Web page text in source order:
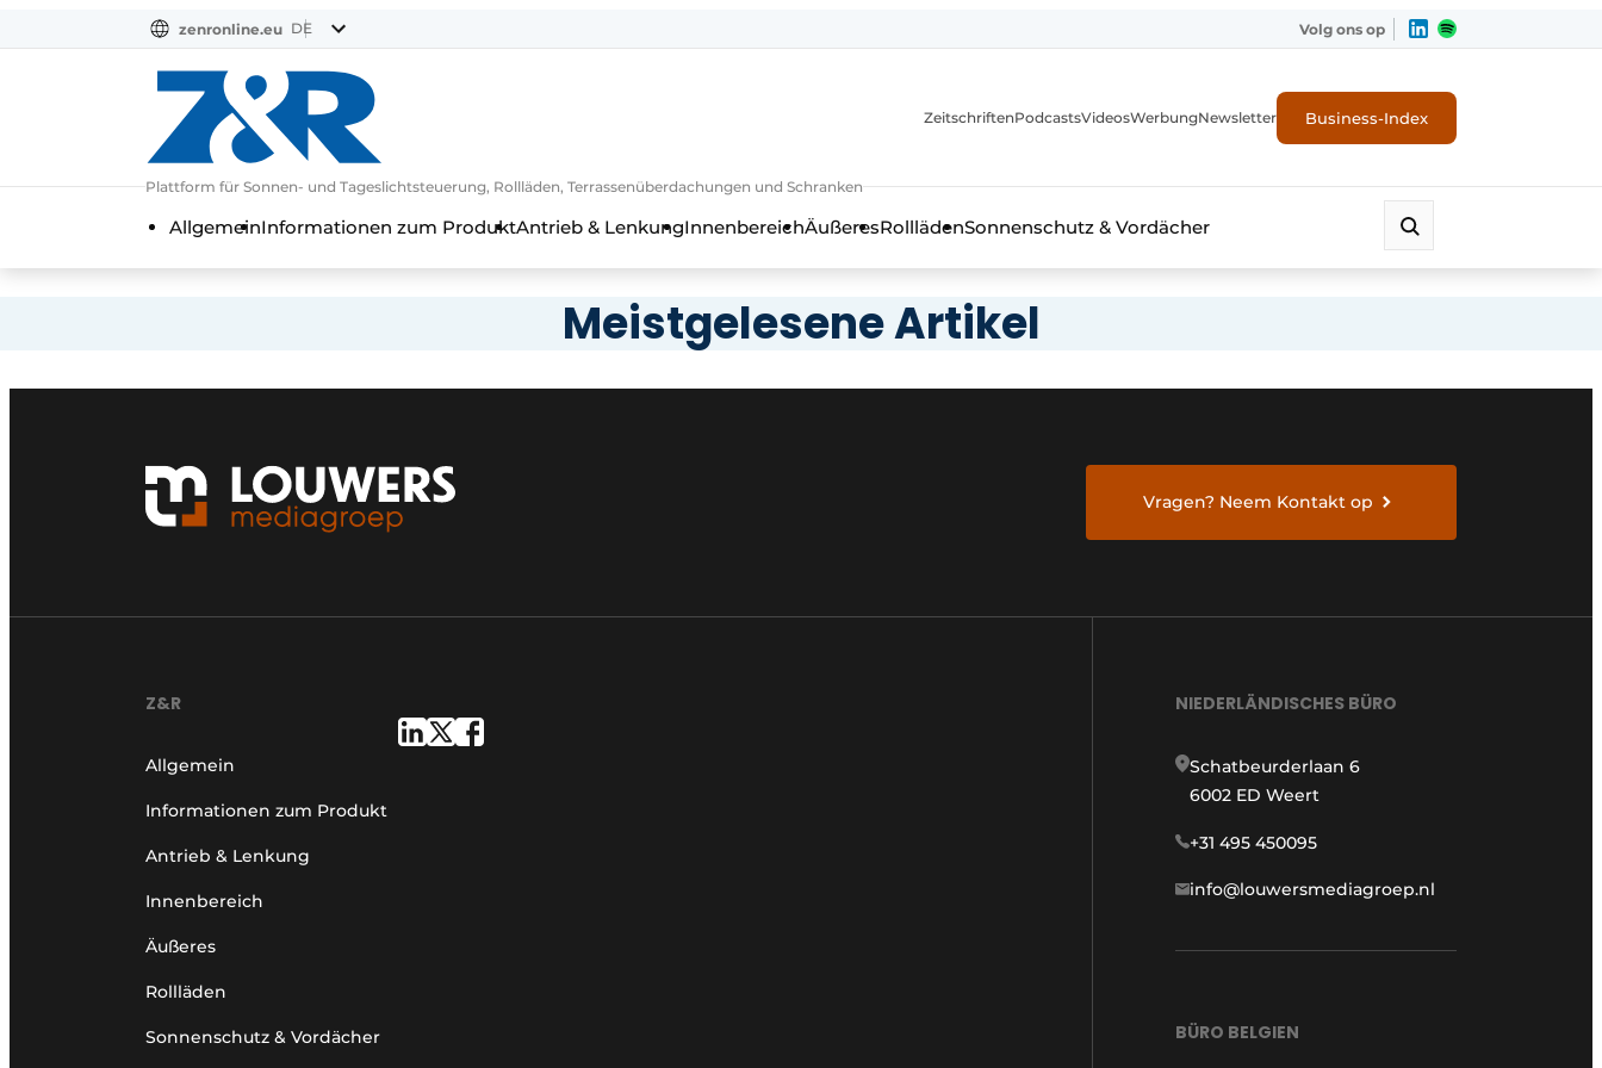
zenronline.eu DE Volg ons op
Plattform für Sonnen- und Tageslichtsteuerung, Rollläden, Terrassenüberdachungen und Schranken
ZeitschriftenPodcastsVideosWerbungNewsletter Business-Index
AllgemeinInformationen zum ProduktAntrieb & LenkungInnenbereichÄußeresRolllädenSonnenschutz & Vordächer
Meistgelesene Artikel
Vragen? Neem Kontakt op
Z&R
Allgemein
Informationen zum Produkt
Antrieb & Lenkung
Innenbereich
Äußeres
Rollläden
Sonnenschutz & Vordächer
NIEDERLÄNDISCHES BÜRO
Schatbeurderlaan 6
6002 ED Weert
+31 495 450095
info@louwersmediagroep.nl
BÜRO BELGIEN